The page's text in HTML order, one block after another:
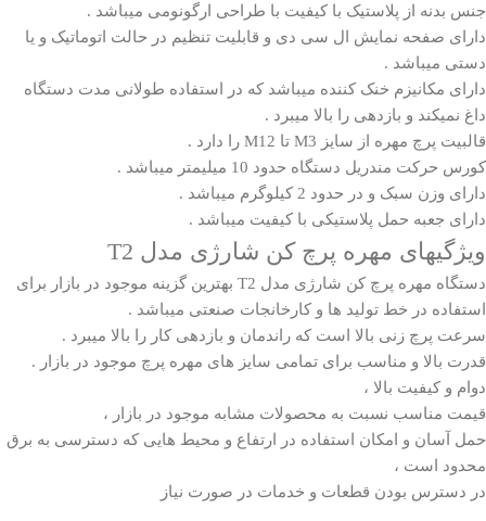
جنس بدنه از پلاستیک با کیفیت با طراحی ارگونومی میباشد .
دارای صفحه نمایش ال سی دی و قابلیت تنظیم در حالت اتوماتیک و یا
دستی میباشد .
دارای مکانیزم خنک کننده میباشد که در استفاده طولانی مدت دستگاه
داغ نمیکند و بازدهی را بالا میبرد .
قالبیت پرچ مهره از سایز M3 تا M12 را دارد .
کورس حرکت مندریل دستگاه حدود 10 میلیمتر میباشد .
دارای وزن سبک و در حدود 2 کیلوگرم میباشد .
دارای جعبه حمل پلاستیکی با کیفیت میباشد .
ویژگیهای مهره پرچ کن شارژی مدل T2
دستگاه مهره پرچ کن شارژی مدل T2 بهترین گزینه موجود در بازار برای
استفاده در خط تولید ها و کارخانجات صنعتی میباشد .
سرعت پرچ زنی بالا است که راندمان و بازدهی کار را بالا میبرد .
قدرت بالا و مناسب برای تمامی سایز های مهره پرچ موجود در بازار .
دوام و کیفیت بالا ،
قیمت مناسب نسبت به محصولات مشابه موجود در بازار ،
حمل آسان و امکان استفاده در ارتفاع و محیط هایی که دسترسی به برق
محدود است ،
در دسترس بودن قطعات و خدمات در صورت نیاز